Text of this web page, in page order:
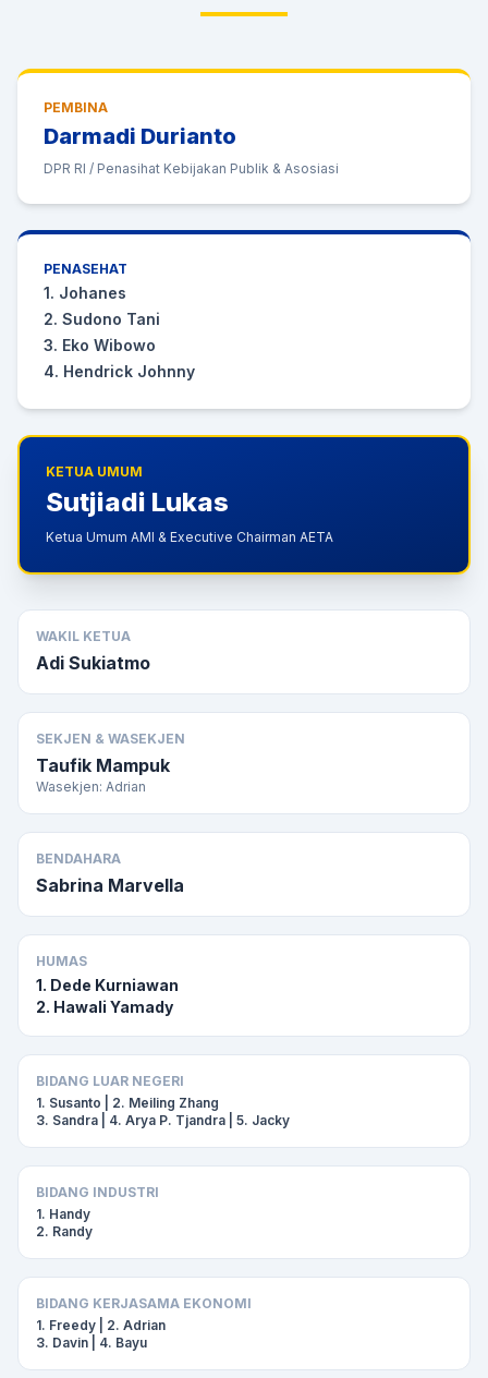
PEMBINA
Darmadi Durianto
DPR RI / Penasihat Kebijakan Publik & Asosiasi
PENASEHAT
1. Johanes
2. Sudono Tani
3. Eko Wibowo
4. Hendrick Johnny
KETUA UMUM
Sutjiadi Lukas
Ketua Umum AMI & Executive Chairman AETA
WAKIL KETUA
Adi Sukiatmo
SEKJEN & WASEKJEN
Taufik Mampuk
Wasekjen: Adrian
BENDAHARA
Sabrina Marvella
HUMAS
1. Dede Kurniawan
2. Hawali Yamady
BIDANG LUAR NEGERI
1. Susanto | 2. Meiling Zhang
3. Sandra | 4. Arya P. Tjandra | 5. Jacky
BIDANG INDUSTRI
1. Handy
2. Randy
BIDANG KERJASAMA EKONOMI
1. Freedy | 2. Adrian
3. Davin | 4. Bayu